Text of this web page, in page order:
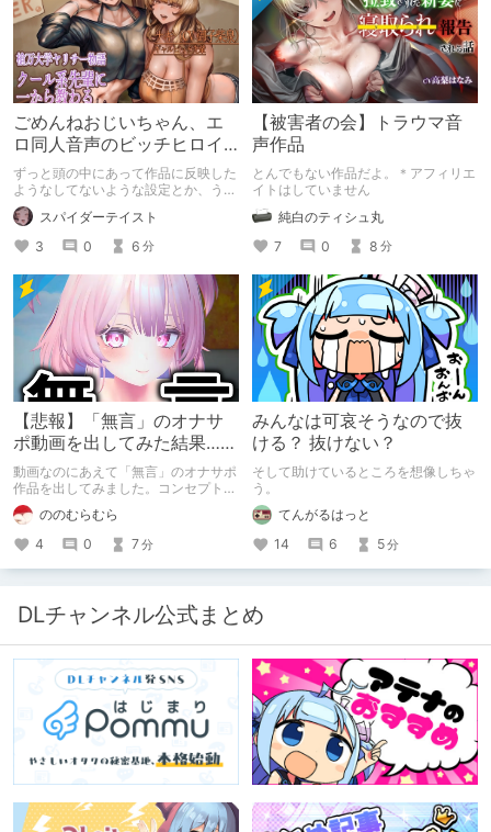
ごめんねおじいちゃん、エ
ロ同人音声のビッチヒロイ
ンに名前使って～過去作品
コンセプトを思い出そう～
ずっと頭の中にあって作品に反映した
ようなしてないような設定とか、うち
のヒロイン達の名づけの法則とかを頭
の中の映●研の金●さんに「そこにあ
っちゃいけねえんだよ」といわれたの
でとりあえず垂れ流します。
スパイダーテイスト
3
0 6 分
【被害者の会】トラウマ音
声作品
とんでもない作品だよ。＊アフィリエ
イトはしていません
純白のティシュ丸
7
0 8 分
【悲報】「無言」のオナサ
ポ動画を出してみた結果……
動画なのにあえて「無言」のオナサポ
作品を出してみました。コンセプト通
りのものは作れたのですが、肝心の売
上がね……
ののむらむら
4
0 7分
みんなは可哀そうなので抜
ける？ 抜けない？
そして助けているところを想像しちゃ
う。
てんがるはっと
14
6 5分
DLチャンネル公式まとめ